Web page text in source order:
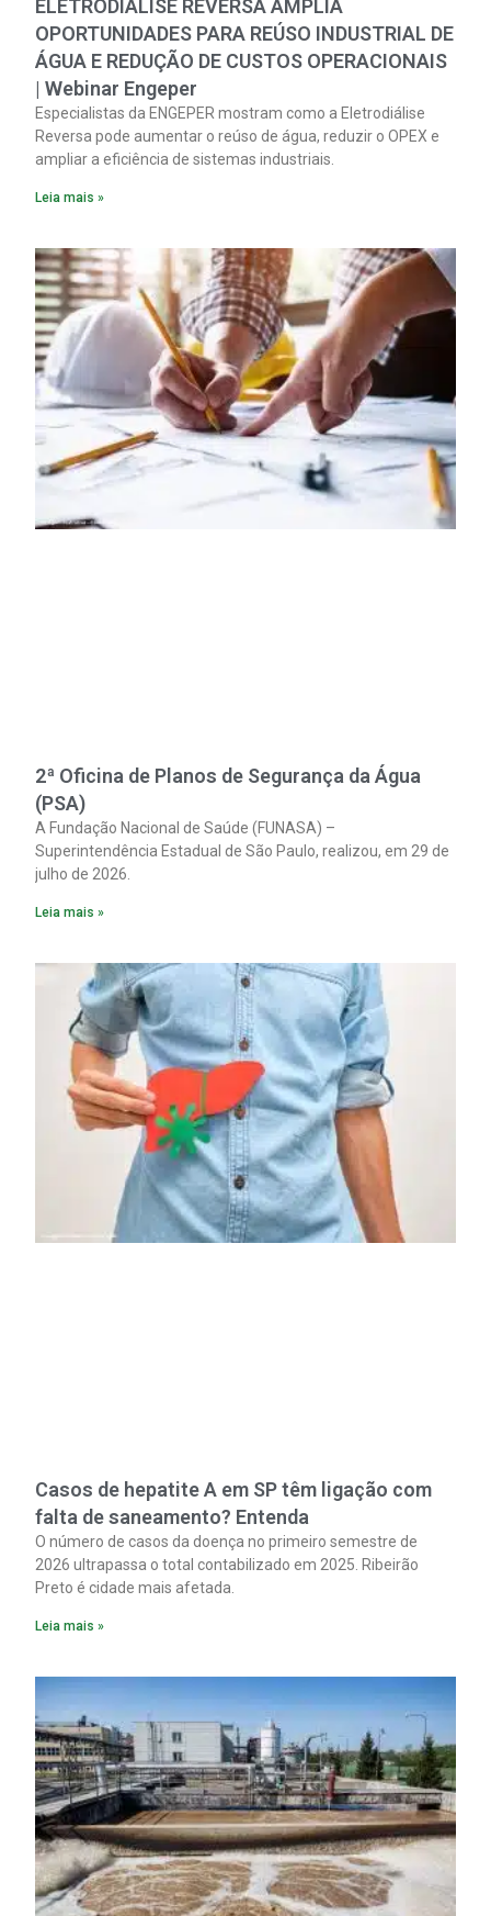
ELETRODIÁLISE REVERSA AMPLIA
OPORTUNIDADES PARA REÚSO INDUSTRIAL DE
ÁGUA E REDUÇÃO DE CUSTOS OPERACIONAIS
| Webinar Engeper
Especialistas da ENGEPER mostram como a Eletrodiálise
Reversa pode aumentar o reúso de água, reduzir o OPEX e
ampliar a eficiência de sistemas industriais.
Leia mais »
2ª Oficina de Planos de Segurança da Água
(PSA)
A Fundação Nacional de Saúde (FUNASA) –
Superintendência Estadual de São Paulo, realizou, em 29 de
julho de 2026.
Leia mais »
Casos de hepatite A em SP têm ligação com
falta de saneamento? Entenda
O número de casos da doença no primeiro semestre de
2026 ultrapassa o total contabilizado em 2025. Ribeirão
Preto é cidade mais afetada.
Leia mais »